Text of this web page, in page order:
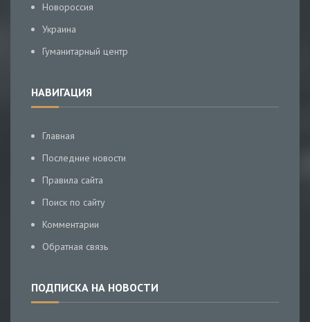
Новороссия
Украина
Гуманитарный центр
НАВИГАЦИЯ
Главная
Последние новости
Правила сайта
Поиск по сайту
Комментарии
Обратная связь
ПОДПИСКА НА НОВОСТИ